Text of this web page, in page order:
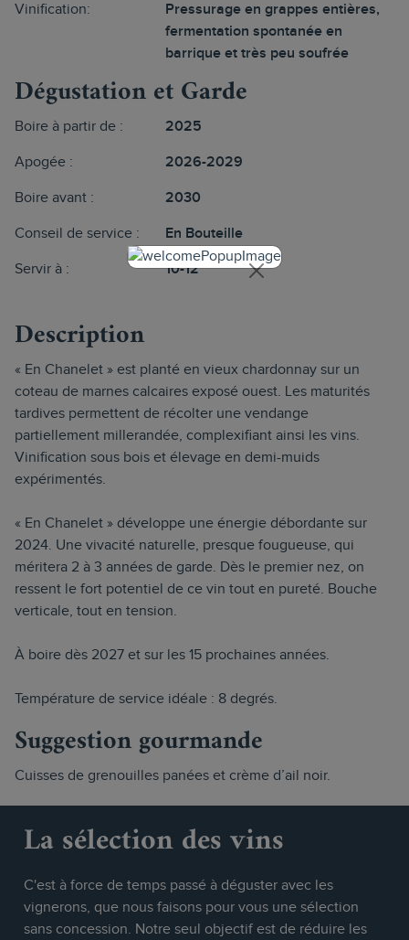
Vinification:
Pressurage en grappes entières,
fermentation spontanée en
barrique et très peu soufrée
Dégustation et Garde
Boire à partir de : 2025
Apogée : 2026-2029
Boire avant : 2030
Conseil de service : En Bouteille
Servir à : 10-12°
Description
« En Chanelet » est planté en vieux chardonnay sur un
coteau de marnes calcaires exposé ouest. Les maturités
tardives permettent de récolter une vendange
partiellement millerandée, complexifiant ainsi les vins.
Vinification sous bois et élevage en demi-muids
expérimentés.
« En Chanelet » développe une énergie débordante sur
2024. Une vivacité naturelle, presque fougueuse, qui
méritera 2 à 3 années de garde. Dès le premier nez, on
ressent le fort potentiel de ce vin tout en pureté. Bouche
verticale, tout en tension.
À boire dès 2027 et sur les 15 prochaines années.
Température de service idéale : 8 degrés.
Suggestion gourmande
Cuisses de grenouilles panées et crème d’ail noir.
La sélection des vins
C'est à force de temps passé à déguster avec les
vignerons, que nous faisons pour vous une sélection
sans concession. Notre seul objectif est de réduire les